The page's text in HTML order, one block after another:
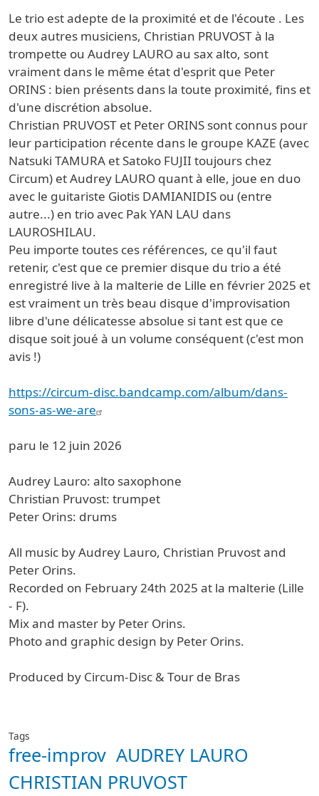
Le trio est adepte de la proximité et de l'écoute . Les
deux autres musiciens, Christian PRUVOST à la
trompette ou Audrey LAURO au sax alto, sont
vraiment dans le même état d'esprit que Peter
ORINS : bien présents dans la toute proximité, fins et
d'une discrétion absolue.
Christian PRUVOST et Peter ORINS sont connus pour
leur participation récente dans le groupe KAZE (avec
Natsuki TAMURA et Satoko FUJII toujours chez
Circum) et Audrey LAURO quant à elle, joue en duo
avec le guitariste Giotis DAMIANIDIS ou (entre
autre...) en trio avec Pak YAN LAU dans
LAUROSHILAU.
Peu importe toutes ces références, ce qu'il faut
retenir, c'est que ce premier disque du trio a été
enregistré live à la malterie de Lille en février 2025 et
est vraiment un très beau disque d'improvisation
libre d'une délicatesse absolue si tant est que ce
disque soit joué à un volume conséquent (c'est mon
avis !)
https://circum-disc.bandcamp.com/album/dans-
sons-as-we-are
paru le 12 juin 2026
Audrey Lauro: alto saxophone
Christian Pruvost: trumpet
Peter Orins: drums
All music by Audrey Lauro, Christian Pruvost and
Peter Orins.
Recorded on February 24th 2025 at la malterie (Lille
- F).
Mix and master by Peter Orins.
Photo and graphic design by Peter Orins.
Produced by Circum-Disc & Tour de Bras
Tags
free-improv AUDREY LAURO
CHRISTIAN PRUVOST